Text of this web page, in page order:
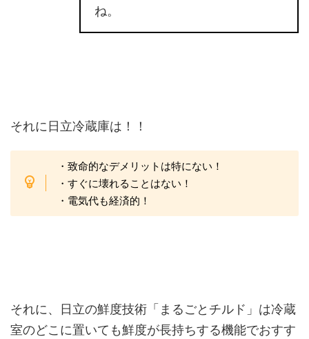
ね。
それに日立冷蔵庫は！！
・致命的なデメリットは特にない！
・すぐに壊れることはない！
・電気代も経済的！
それに、日立の鮮度技術「まるごとチルド」は冷蔵
室のどこに置いても鮮度が長持ちする機能でおすす